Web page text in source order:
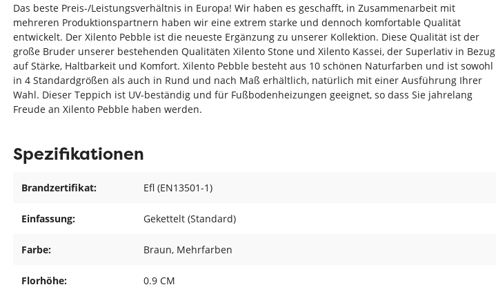
Das beste Preis-/Leistungsverhältnis in Europa! Wir haben es geschafft, in Zusammenarbeit mit
mehreren Produktionspartnern haben wir eine extrem starke und dennoch komfortable Qualität
entwickelt. Der Xilento Pebble ist die neueste Ergänzung zu unserer Kollektion. Diese Qualität ist der
große Bruder unserer bestehenden Qualitäten Xilento Stone und Xilento Kassei, der Superlativ in Bezug
auf Stärke, Haltbarkeit und Komfort. Xilento Pebble besteht aus 10 schönen Naturfarben und ist sowohl
in 4 Standardgrößen als auch in Rund und nach Maß erhältlich, natürlich mit einer Ausführung Ihrer
Wahl. Dieser Teppich ist UV-beständig und für Fußbodenheizungen geeignet, so dass Sie jahrelang
Freude an Xilento Pebble haben werden.
Spezifikationen
Brandzertifikat: Efl (EN13501-1)
Einfassung: Gekettelt (Standard)
Farbe: Braun, Mehrfarben
Florhöhe: 0.9 CM